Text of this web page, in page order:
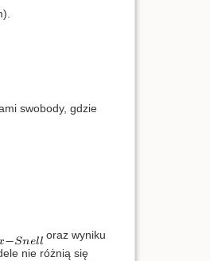
swobody, gdzie
oraz wyniku
nie różnią się